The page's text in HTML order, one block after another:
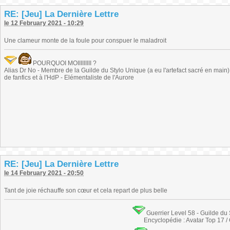
RE: [Jeu] La Dernière Lettre
le 12 February 2021 - 10:29
Une clameur monte de la foule pour conspuer le maladroit
POURQUOI MOIIIIIIIII ?
Alias Dr No - Membre de la Guilde du Stylo Unique (a eu l'artefact sacré en
de fanfics et à l'HdP - Elémentaliste de l'Aurore
RE: [Jeu] La Dernière Lettre
le 14 February 2021 - 20:50
Tant de joie réchauffe son cœur et cela repart de plus belle
Guerrier Level 58 - Guilde
Encyclopédie : Avatar Top 17 /